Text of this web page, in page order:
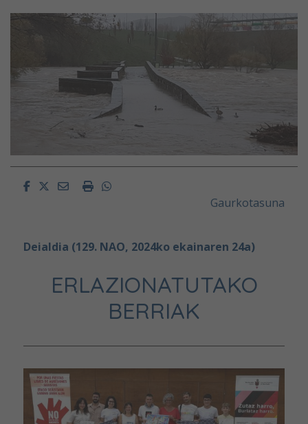
FacebookTwitterEmailImprimirWhatsapp
Gaurkotasuna
Deialdia (129. NAO, 2024ko ekainaren 24a)
ERLAZIONATUTAKO
BERRIAK